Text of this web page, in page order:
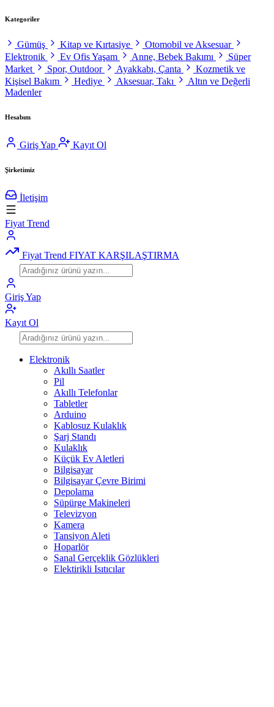
Kategoriler
Gümüş Kitap ve Kırtasiye
Otomobil ve Aksesuar
Elektronik
Ev Ofis Yaşam Anne, Bebek Bakımı
Süper
Market
Spor, Outdoor Ayakkabı, Çanta
Kozmetik ve
Kişisel Bakım
Hediye Aksesuar, Takı
Altın ve Değerli
Madenler
Hesabım
Giriş Yap Kayıt Ol
Şirketimiz
İletişim
Fiyat Trend
Fiyat Trend FIYAT KARŞILAŞTIRMA
Giriş Yap
Kayıt Ol
Elektronik
Akıllı Saatler
Pil
Akıllı Telefonlar
Tabletler
Arduino
Kablosuz Kulaklık
Şarj Standı
Kulaklık
Küçük Ev Aletleri
Bilgisayar
Bilgisayar Çevre Birimi
Depolama
Süpürge Makineleri
Televizyon
Kamera
Tansiyon Aleti
Hoparlör
Sanal Gerçeklik Gözlükleri
Elektirikli Isıtıcılar